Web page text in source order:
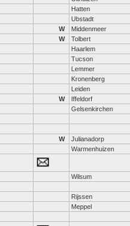
Hatten
Ubstadt
W Middenmeer
W Tolbert
Haarlem
Tucson
Lemmer
Kronenberg
Leiden
W Iffeldorf
Gelsenkirchen
W Julianadorp
Warmenhuizen
Wilsum
Rijssen
Meppel